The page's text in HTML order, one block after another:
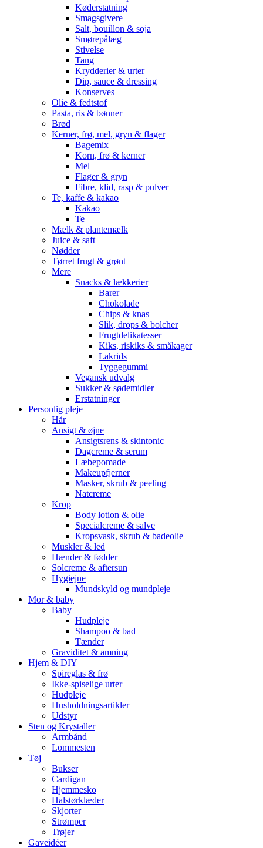
Køderstatning
Smagsgivere
Salt, bouillon & soja
Smørepålæg
Stivelse
Tang
Krydderier & urter
Dip, sauce & dressing
Konserves
Olie & fedtstof
Pasta, ris & bønner
Brød
Kerner, frø, mel, gryn & flager
Bagemix
Korn, frø & kerner
Mel
Flager & gryn
Fibre, klid, rasp & pulver
Te, kaffe & kakao
Kakao
Te
Mælk & plantemælk
Juice & saft
Nødder
Tørret frugt & grønt
Mere
Snacks & lækkerier
Barer
Chokolade
Chips & knas
Slik, drops & bolcher
Frugtdelikatesser
Kiks, riskiks & småkager
Lakrids
Tyggegummi
Vegansk udvalg
Sukker & sødemidler
Erstatninger
Personlig pleje
Hår
Ansigt & øjne
Ansigtsrens & skintonic
Dagcreme & serum
Læbepomade
Makeupfjerner
Masker, skrub & peeling
Natcreme
Krop
Body lotion & olie
Specialcreme & salve
Kropsvask, skrub & badeolie
Muskler & led
Hænder & fødder
Solcreme & aftersun
Hygiejne
Mundskyld og mundpleje
Mor & baby
Baby
Hudpleje
Shampoo & bad
Tænder
Graviditet & amning
Hjem & DIY
Spireglas & frø
Ikke-spiselige urter
Hudpleje
Husholdningsartikler
Udstyr
Sten og Krystaller
Armbånd
Lommesten
Tøj
Bukser
Cardigan
Hjemmesko
Halstørklæder
Skjorter
Strømper
Trøjer
Gaveidéer